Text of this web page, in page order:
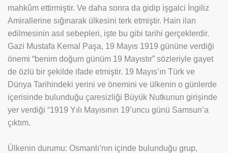
mahkûm ettirmiştir. Ve daha sonra da gidip işgalci İngiliz
Amirallerine sığınarak ülkesini terk etmiştir. Hain ilan
edilmesinin asıl sebepleri, işte bu gibi tarihi gerçeklerdir.
Gazi Mustafa Kemal Paşa, 19 Mayıs 1919 gününe verdiği
önemi “benim doğum günüm 19 Mayıstır” sözleriyle gayet
de özlü bir şekilde ifade etmiştir. 19 Mayıs’ın Türk ve
Dünya Tarihindeki yerini ve önemini ve ülkenin o günlerde
içerisinde bulunduğu çaresizliği Büyük Nutkunun girişinde
yer verdiği “1919 Yılı Mayısının 19’uncu günü Samsun’a
çıktım.
Ülkenin durumu: Osmanlı’nın içinde bulunduğu grup,